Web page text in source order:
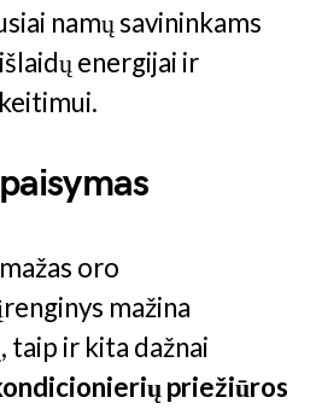
namų savininkams
energijai ir
oro
mažina
taip ir kita dažnai
priežiūros